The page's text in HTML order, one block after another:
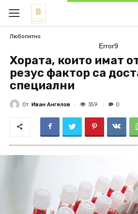
Любопитно
Error9
Хората, които имат
резус фактор са
специални
От Иван Ангелов 359 0